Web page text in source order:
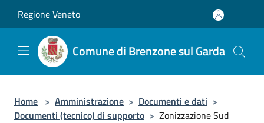
Regione Veneto
Comune di Brenzone sul Garda
Home > Amministrazione > Documenti e dati >
Documenti (tecnico) di supporto > Zonizzazione Sud